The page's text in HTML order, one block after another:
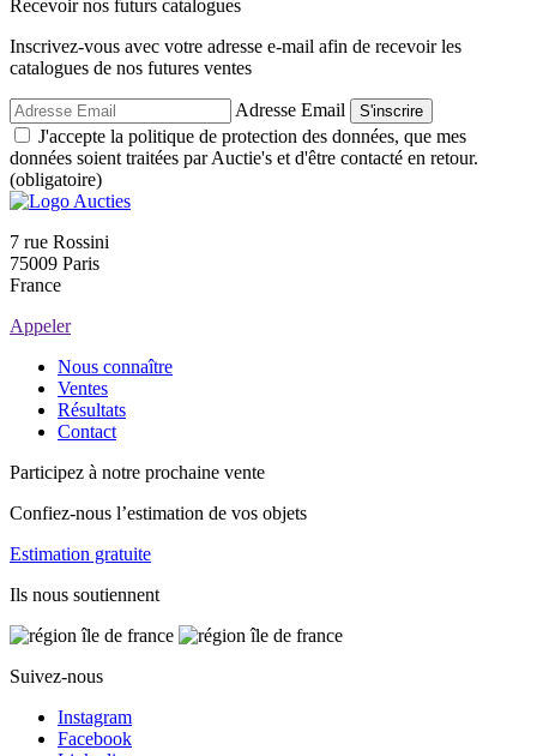
Recevoir nos futurs catalogues
Inscrivez-vous avec votre adresse e-mail afin de recevoir les
catalogues de nos futures ventes
Adresse Email S'inscrire
J'accepte la politique de protection des données, que mes
données soient traitées par Auctie's et d'être contacté en retour.
(obligatoire)
7 rue Rossini
75009 Paris
France
Appeler
Nous connaître
Ventes
Résultats
Contact
Participez à notre prochaine vente
Confiez-nous l’estimation de vos objets
Estimation gratuite
Ils nous soutiennent
Suivez-nous
Instagram
Facebook